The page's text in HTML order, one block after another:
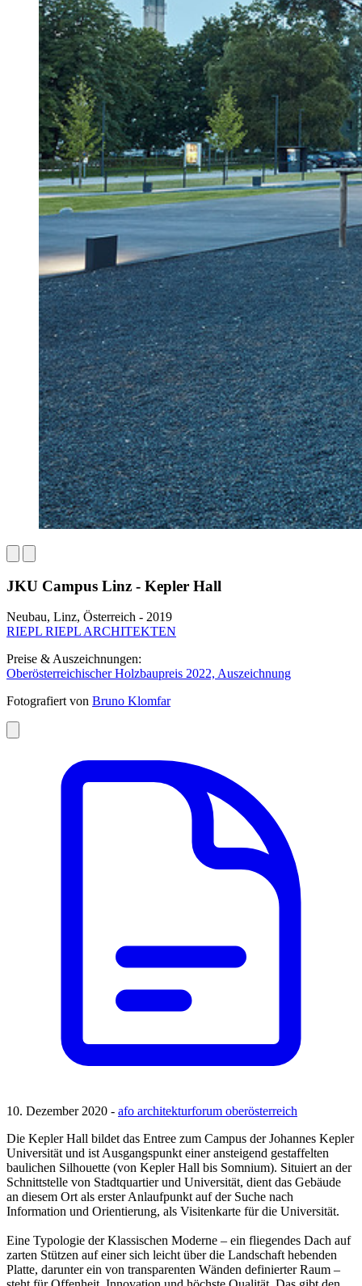
JKU Campus Linz - Kepler Hall
Neubau, Linz, Österreich - 2019
RIEPL RIEPL ARCHITEKTEN
Preise & Auszeichnungen:
Oberösterreichischer Holzbaupreis 2022, Auszeichnung
Fotografiert von Bruno Klomfar
10. Dezember 2020 - afo architekturforum oberösterreich
Die Kepler Hall bildet das Entree zum Campus der Johannes Kepler
Universität und ist Ausgangspunkt einer ansteigend gestaffelten
baulichen Silhouette (von Kepler Hall bis Somnium). Situiert an der
Schnittstelle von Stadtquartier und Universität, dient das Gebäude
an diesem Ort als erster Anlaufpunkt auf der Suche nach
Information und Orientierung, als Visitenkarte für die Universität.
Eine Typologie der Klassischen Moderne – ein fliegendes Dach auf
zarten Stützen auf einer sich leicht über die Landschaft hebenden
Platte, darunter ein von transparenten Wänden definierter Raum –